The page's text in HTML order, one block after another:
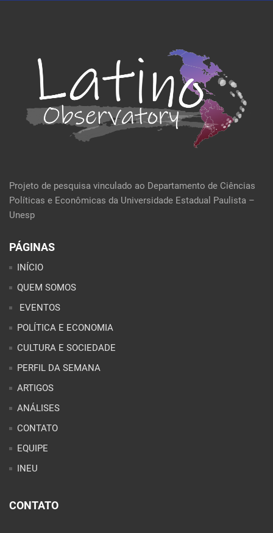
Projeto de pesquisa vinculado ao Departamento de Ciências
Políticas e Econômicas da Universidade Estadual Paulista –
Unesp
PÁGINAS
INÍCIO
QUEM SOMOS
EVENTOS
POLÍTICA E ECONOMIA
CULTURA E SOCIEDADE
PERFIL DA SEMANA
ARTIGOS
ANÁLISES
CONTATO
EQUIPE
INEU
CONTATO